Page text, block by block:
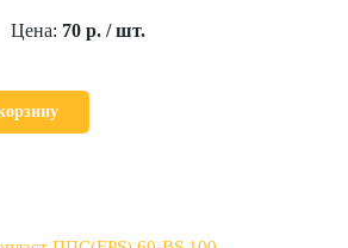
Цена: 70 р. / шт.